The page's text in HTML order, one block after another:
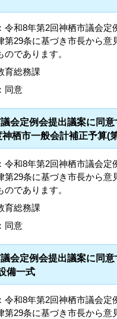
令和8年第2回神栖市議会
第29条に基づき市長から
のであります。
育総務課
同意
会定例会提出議案に同
栖市一般会計補正予算(
令和8年第2回神栖市議会
第29条に基づき市長から
のであります。
育総務課
同意
会定例会提出議案に同
備一式
令和8年第2回神栖市議会
第29条に基づき市長から